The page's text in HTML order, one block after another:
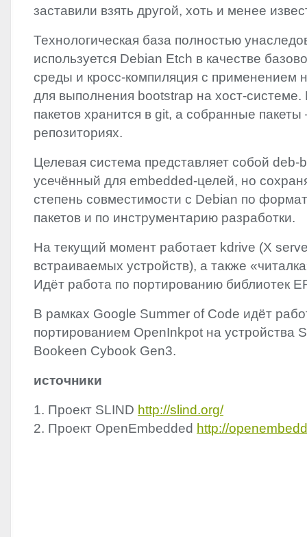
заставили взять другой, хоть и менее
Технологическая база полностью
используется Debian Etch в качестве
среды и кросс-компиляция с применением
для выполнения bootstrap на хост-
пакетов хранится в git, а собранные
репозиториях.
Целевая система представляет собой deb-
усечённый для embedded-целей, но
степень совместимости с Debian по
пакетов и по инструментарию разработки.
На текущий момент работает kdrive (X
встраиваемых устройств), а также
Идёт работа по портированию библиотек
В рамках Google Summer of Code идёт
портированием OpenInkpot на устройства
Bookeen Cybook Gen3.
источники
1. Проект SLIND http://slind.org/
2. Проект OpenEmbedded http://